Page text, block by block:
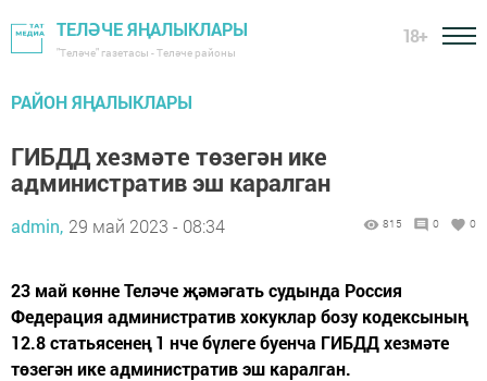
ТЕЛӘЧЕ ЯҢАЛЫКЛАРЫ
"Теләче" газетасы - Теләче районы
18+
РАЙОН ЯҢАЛЫКЛАРЫ
ГИБДД хезмәте төзегән ике
административ эш каралган
admin, 29 май 2023 - 08:34 815 0 0
23 май көнне Теләче җәмәгать судында Россия
Федерация административ хокуклар бозу кодексының
12.8 статьясенең 1 нче бүлеге буенча ГИБДД хезмәте
төзегән ике административ эш каралган.